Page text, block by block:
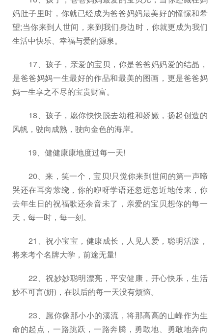
妈肚子里时，你就已经成为爸爸妈妈最美好的憧憬和希
望;当你来到人世间，来到我们身边时，你就更成为我们
生活中快乐、幸福与爱的源泉。
17、孩子，亲爱的宝贝，你是爸爸妈妈爱的结晶，
是爸爸妈妈一生最好的作品和最美的图画，更是爸爸妈
妈一生享之不尽的宝贵财富。
18、孩子，愿你快快脱去幼稚和娇嫩，扬起创造的
风帆，驶向成熟，驶向金色的海岸。
19、健健康康地度过每一天!
20、来，笑一个，宝贝!只觉你来到世间的第一声啼
哭还在耳旁萦绕，你的咿呀学语还忽远忽近地传来，你
去年生日的祝福歌还余音未了，亲爱的宝贝想你的每一
天，每一时，每一刻。
21、祝小宝宝，健康成长，人见人爱，聪明活泼，
将来考个名牌大学，前途无量!
22、祝妙妙聪明漂亮，平安健康，开心快乐，生活
妙不可言(妍)，在以后的每一天没有烦恼。
23、愿你像那小小的溪流，将那高高的山峰作为生
命的起点，一路跳跃，一路奔腾，勇敢地、勇敢地奔向